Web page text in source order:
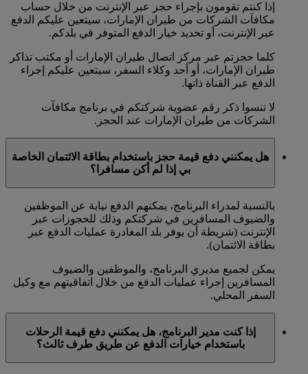
إذا كنتم تقومون بإجراء حجز عبر الإنترنت من خلال حساب
مكافآت الشركات من طيران الإمارات، سيتعين عليكم الدفع
عبر الإنترنت، أو تحديد خيار الدفع المتوفر في بلدكم.
كلما حجزتم عبر مركز اتصال طيران الإمارات أو مكتب تذاكر
طيران الإمارات، أو أحد وكلاء السفر، سيتعين عليكم إجراء
الدفع عبر القناة ذاتها.
لا تنسوا ذكر رقم عضوية شركتكم في برنامج مكافآت
الشركات من طيران الإمارات عند الحجز.
هل يمكنني دفع قيمة حجز باستخدام بطاقة الائتمان الخاصة
بي إذا لم أكن مسافرا؟
بالنسبة لمدراء البرنامج، يمكنهم الدفع نيابة عن الموظفين
والضيوف المسافرين في شركتكم وذلك للحجوزات عبر
الإنترنت (شريطة أن يوفر بلد المغادرة عمليات الدفع عبر
بطاقة الائتمان).
يمكن لجميع مديري البرنامج، والموظفين والضيوف
المسافرين إجراء عمليات الدفع من خلال اتفاقيتهم مع وكيل
السفر المحلي.
إذا كنت مدير البرنامج، هل يمكنني دفع قيمة الرحلات
باستخدام خيارات الدفع عن طريق طرف ثالث؟